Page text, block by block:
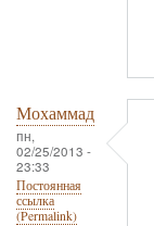
Мохаммад
пн,
02/25/2013 -
23:33
Постоянная
ссылка
(Permalink)